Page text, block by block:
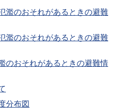
濫のおそれがあるときの避難
濫のおそれがあるときの避難
のおそれがあるときの避難情
分布図